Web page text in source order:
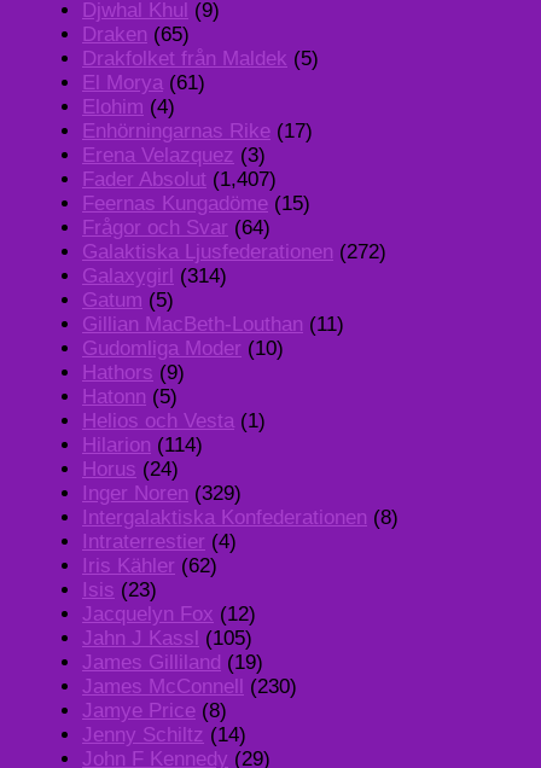
Djwhal Khul (9)
Draken (65)
Drakfolket från Maldek (5)
El Morya (61)
Elohim (4)
Enhörningarnas Rike (17)
Erena Velazquez (3)
Fader Absolut (1,407)
Feernas Kungadöme (15)
Frågor och Svar (64)
Galaktiska Ljusfederationen (272)
Galaxygirl (314)
Gatum (5)
Gillian MacBeth-Louthan (11)
Gudomliga Moder (10)
Hathors (9)
Hatonn (5)
Helios och Vesta (1)
Hilarion (114)
Horus (24)
Inger Noren (329)
Intergalaktiska Konfederationen (8)
Intraterrestier (4)
Iris Kähler (62)
Isis (23)
Jacquelyn Fox (12)
Jahn J Kassl (105)
James Gilliland (19)
James McConnell (230)
Jamye Price (8)
Jenny Schiltz (14)
John F Kennedy (29)